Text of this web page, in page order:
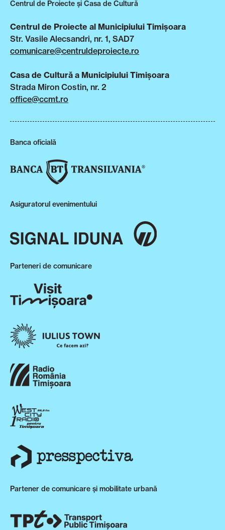
Centrul de Proiecte și Casa de Cultură
Centrul de Proiecte al Municipiului Timișoara
Str. Vasile Alecsandri, nr. 1, SAD7
comunicare@centruldeproiecte.ro
Casa de Cultură a Municipiului Timișoara
Strada Miron Costin, nr. 2
office@ccmt.ro
Banca oficială
Asiguratorul evenimentului
Parteneri de comunicare
Partener de comunicare și mobilitate urbană